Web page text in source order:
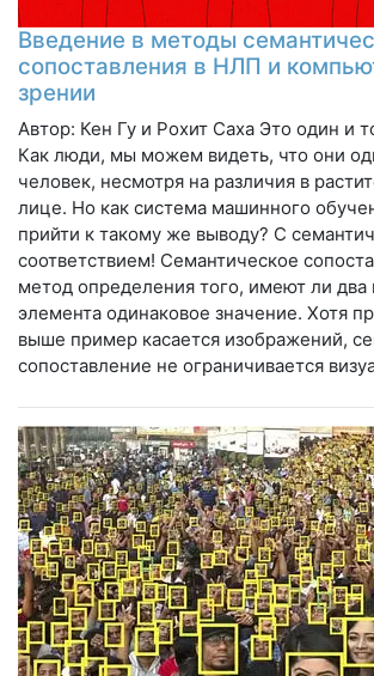
Введение в методы
сопоставления в НЛП и
зрении
Автор: Кен Гу и Рохит Саха Это один и
Как люди, мы можем видеть, что они
человек, несмотря на различия в
лице. Но как система машинного
прийти к такому же выводу? С
соответствием! Семантическое
метод определения того, имеют ли два
элемента одинаковое значение. Хотя
выше пример касается изображений,
сопоставление не ограничивается